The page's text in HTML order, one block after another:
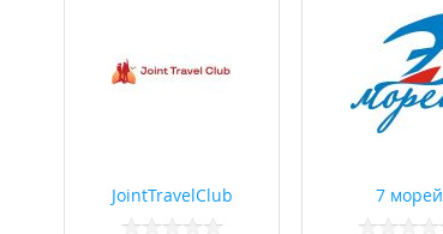
JointTravelClub 7 морей